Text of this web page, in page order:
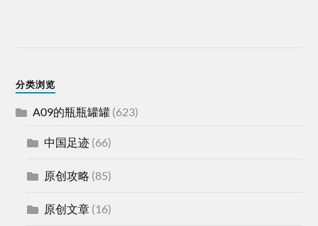
分类浏览
A09的瓶瓶罐罐 (623)
中国足迹 (66)
原创攻略 (85)
原创文章 (16)